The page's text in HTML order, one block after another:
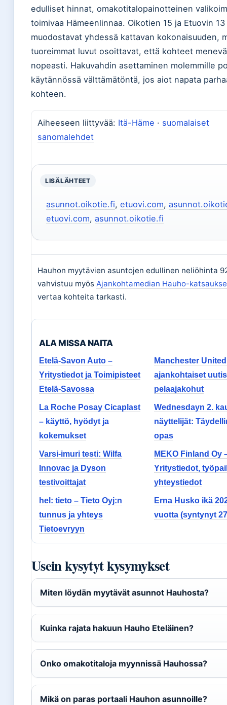
edulliset hinnat, omakotitalopainotteinen
toimivaa Hämeenlinnaa. Oikotien 15 ja Etuovin
muodostavat yhdessä kattavan kokonaisuuden,
tuoreimmat luvut osoittavat, että kohteet
nopeasti. Hakuvahdin asettaminen molemmille
käytännössä välttämätöntä, jos aiot napata
kohteen.
Aiheeseen liittyvää: Itä-Häme · suomalaiset
sanomalehdet
LISÄLÄHTEET
asunnot.oikotie.fi,etuovi.com,
etuovi.com,asunnot.oikotie.fi
Hauhon myytävien asuntojen edullinen neliöhinta
vahvistuu myösAjankohtamedian Hauho-
vertaa kohteita tarkasti.
ALA MISSA NAITA
Etelä-Savon Auto –
Yritystiedot ja Toimipisteet
Etelä-Savossa
Manchester
ajankohtaiset
pelaajakohut
La Roche Posay Cicaplast
– käyttö, hyödyt ja
kokemukset
Wednesdayn 2.
näyttelijät:
opas
Varsi-imuri testi: Wilfa
Innovac ja Dyson
testivoittajat
MEKO Finland Oy
Yritystiedot,
yhteystiedot
hel: tieto – Tieto Oyj:n
tunnus ja yhteys
Tietoevryyn
Erna Husko ikä
vuotta (syntynyt
Usein kysytyt kysymykset
Miten löydän myytävät asunnot Hauhosta?
Kuinka rajata hakuun Hauho Eteläinen?
Onko omakotitaloja myynnissä Hauhossa?
Mikä on paras portaali Hauhon asunnoille?